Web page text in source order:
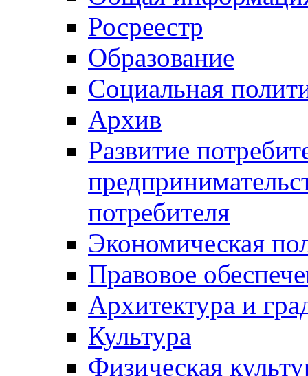
Росреестр
Образование
Социальная
Архив
Развитие
потребителя
Экономическая
Правовое
Архитектура и
Культура
Физическая